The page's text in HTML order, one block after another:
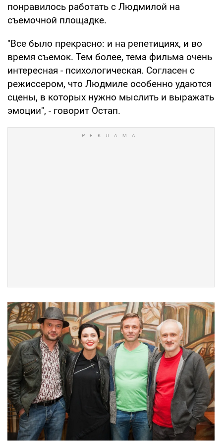
понравилось работать с Людмилой на
съемочной площадке.
"Все было прекрасно: и на репетициях, и во
время съемок. Тем более, тема фильма очень
интересная - психологическая. Согласен с
режиссером, что Людмиле особенно удаются
сцены, в которых нужно мыслить и выражать
эмоции", - говорит Остап.